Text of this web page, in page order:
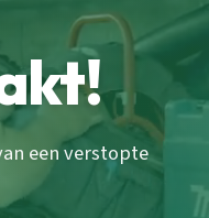
een verstopte